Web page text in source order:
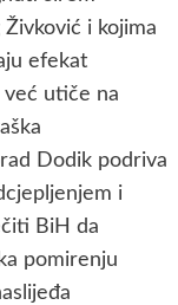
i kojima
efekat
već utiče na
Dodik podriva
i
BiH da
pomirenju